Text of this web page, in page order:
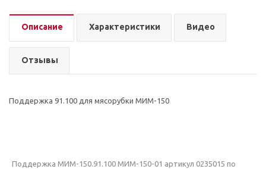
Описание Характеристики Видео
Отзывы
Поддержка 91.100 для мясорубки МИМ-150
Поддержка МИМ-150.91.100 МИМ-150-01 артикул 0235015 по